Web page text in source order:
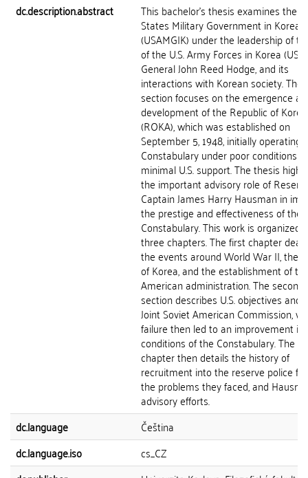
dc.description.abstract
This bachelor's thesis examines the
States Military Government in Korea
(USAMGIK) under the leadership of
of the U.S. Army Forces in Korea
General John Reed Hodge, and its
interactions with Korean society. The
section focuses on the emergence
development of the Republic of
(ROKA), which was established on
September 5, 1948, initially operating
Constabulary under poor conditions
minimal U.S. support. The thesis
the important advisory role of
Captain James Harry Hausman in
the prestige and effectiveness of the
Constabulary. This work is organized
three chapters. The first chapter
the events around World War II, the
of Korea, and the establishment of
American administration. The second
section describes U.S. objectives and
Joint Soviet American Commission,
failure then led to an improvement in
conditions of the Constabulary. The
chapter then details the history of
recruitment into the reserve police
the problems they faced, and
advisory efforts.
dc.language
Čeština
dc.language.iso
cs_CZ